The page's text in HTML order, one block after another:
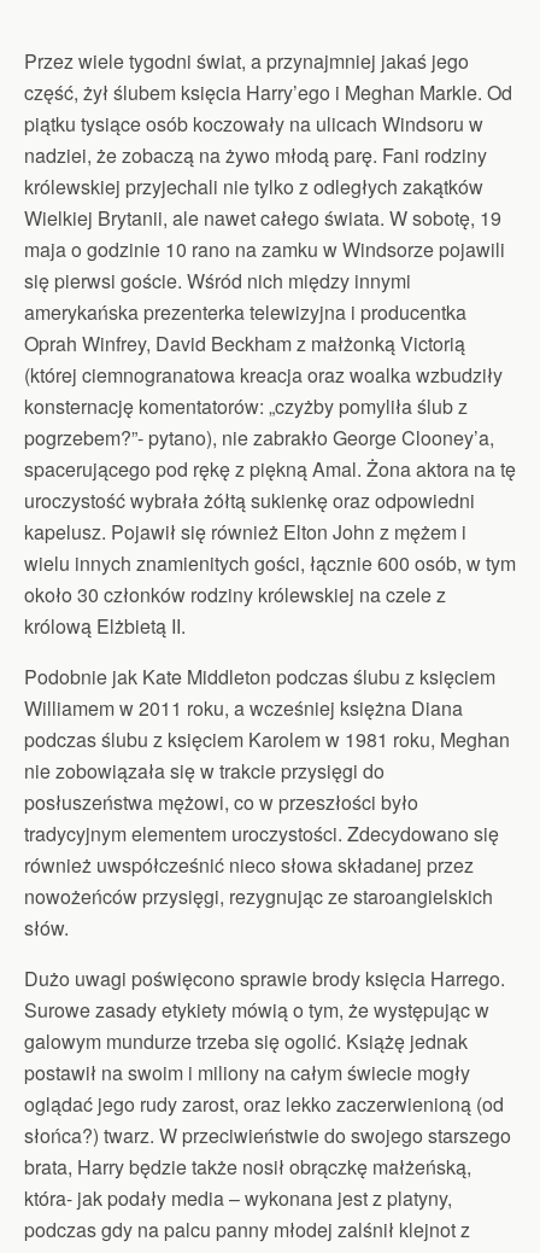
Przez wiele tygodni świat, a przynajmniej jakaś jego
część, żył ślubem księcia Harry’ego i Meghan Markle. Od
piątku tysiące osób koczowały na ulicach Windsoru w
nadziei, że zobaczą na żywo młodą parę. Fani rodziny
królewskiej przyjechali nie tylko z odległych zakątków
Wielkiej Brytanii, ale nawet całego świata. W sobotę, 19
maja o godzinie 10 rano na zamku w Windsorze pojawili
się pierwsi goście. Wśród nich między innymi
amerykańska prezenterka telewizyjna i producentka
Oprah Winfrey, David Beckham z małżonką Victorią
(której ciemnogranatowa kreacja oraz woalka wzbudziły
konsternację komentatorów: „czyżby pomyliła ślub z
pogrzebem?”- pytano), nie zabrakło George Clooney’a,
spacerującego pod rękę z piękną Amal. Żona aktora na tę
uroczystość wybrała żółtą sukienkę oraz odpowiedni
kapelusz. Pojawił się również Elton John z mężem i
wielu innych znamienitych gości, łącznie 600 osób, w tym
około 30 członków rodziny królewskiej na czele z
królową Elżbietą II.
Podobnie jak Kate Middleton podczas ślubu z księciem
Williamem w 2011 roku, a wcześniej księżna Diana
podczas ślubu z księciem Karolem w 1981 roku, Meghan
nie zobowiązała się w trakcie przysięgi do
posłuszeństwa mężowi, co w przeszłości było
tradycyjnym elementem uroczystości. Zdecydowano się
również uwspółcześnić nieco słowa składanej przez
nowożeńców przysięgi, rezygnując ze staroangielskich
słów.
Dużo uwagi poświęcono sprawie brody księcia Harrego.
Surowe zasady etykiety mówią o tym, że występując w
galowym mundurze trzeba się ogolić. Książę jednak
postawił na swoim i miliony na całym świecie mogły
oglądać jego rudy zarost, oraz lekko zaczerwienioną (od
słońca?) twarz. W przeciwieństwie do swojego starszego
brata, Harry będzie także nosił obrączkę małżeńską,
która- jak podały media – wykonana jest z platyny,
podczas gdy na palcu panny młodej zalśnił klejnot z